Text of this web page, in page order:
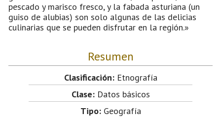
pescado y marisco fresco, y la fabada asturiana (un
guiso de alubias) son solo algunas de las delicias
culinarias que se pueden disfrutar en la región.»
Resumen
Clasificación:Etnografía
Clase:Datos básicos
Tipo:Geografía